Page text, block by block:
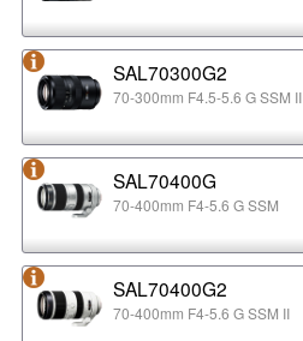
SAL70300G2
70-300mm F4.5-5.6 G SSM II
SAL70400G
70-400mm F4-5.6 G SSM
SAL70400G2
70-400mm F4-5.6 G SSM II